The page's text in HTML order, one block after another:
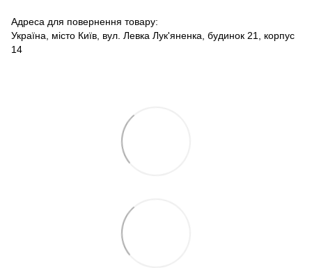
Адреса для повернення товару:
Україна, місто Київ, вул. Левка Лук'яненка, будинок 21, корпус
14